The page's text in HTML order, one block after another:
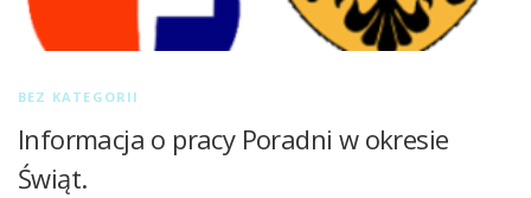
BEZ KATEGORII
Informacja o pracy Poradni w okresie
Świąt.